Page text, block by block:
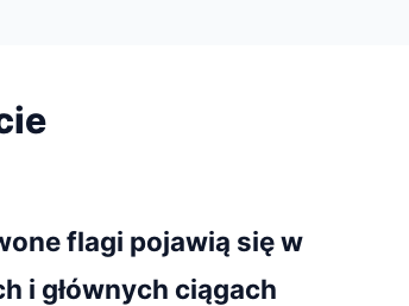
flagi pojawią się w
i głównych ciągach